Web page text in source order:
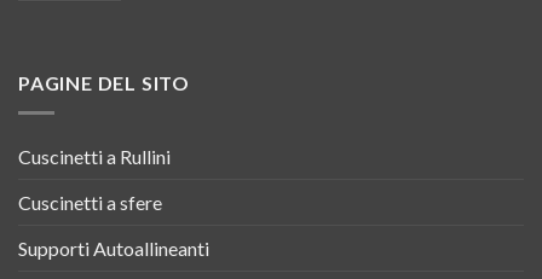
PAGINE DEL SITO
Cuscinetti a Rullini
Cuscinetti a sfere
Supporti Autoallineanti